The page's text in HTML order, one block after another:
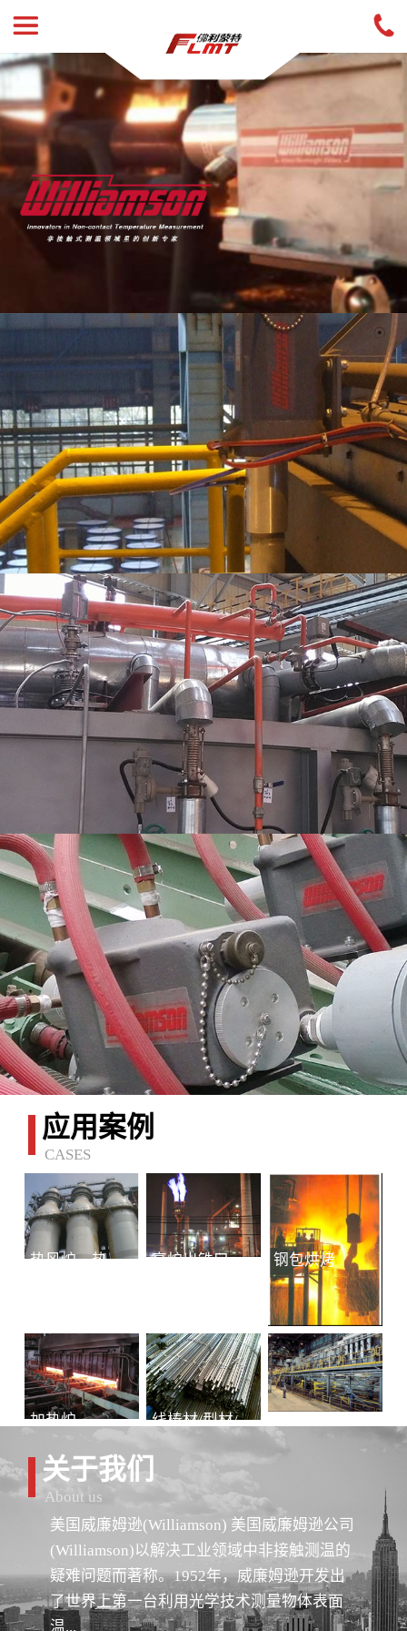
应用案例
CASES
热风炉、热风总管 高炉出铁口铁水连续测温 钢包烘烤
加热炉 线棒材/型材/管材
关于我们
About us
美国威廉姆逊(Williamson) 美国威廉姆逊公司
(Williamson)以解决工业领域中非接触测温的
疑难问题而著称。1952年，威廉姆逊开发出
了世界上第一台利用光学技术测量物体表面
温...